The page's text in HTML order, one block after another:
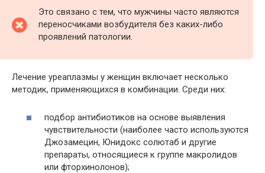
Это связано с тем, что мужчины часто являются
переносчиками возбудителя без каких-либо
проявлений патологии.
Лечение уреаплазмы у женщин включает несколько
методик, применяющихся в комбинации. Среди них:
подбор антибиотиков на основе выявления
чувствительности (наиболее часто используются
Джозамецин, Юнидокс солютаб и другие
препараты, относящиеся к группе макролидов
или фторхинолонов);